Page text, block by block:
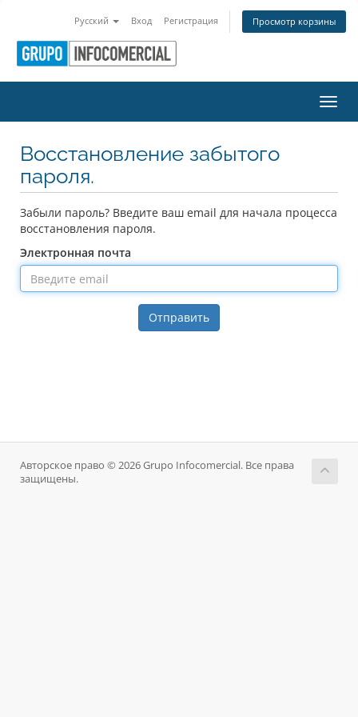
Русский Вход Регистрация Просмотр корзины
Восстановление забытого
пароля.
Забыли пароль? Введите ваш email для начала процесса
восстановления пароля.
Электронная почта
Отправить
Авторское право © 2026 Grupo Infocomercial. Все права
защищены.